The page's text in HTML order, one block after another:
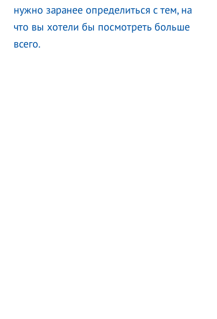
нужно заранее определиться с тем, на
что вы хотели бы посмотреть больше
всего.